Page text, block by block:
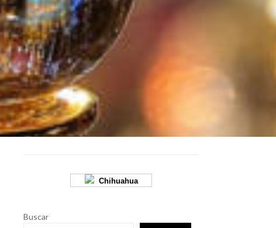
Chihuahua
Buscar